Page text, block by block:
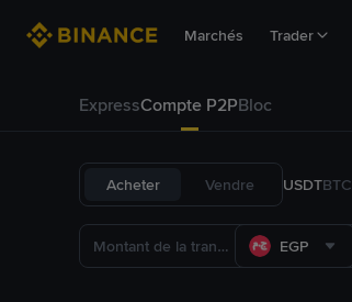
Marchés Trader
ExpressCompte P2PBloc
Acheter Vendre USDTBTC
EGP